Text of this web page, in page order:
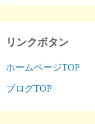
リンクボタン
ホームページTOP
ブログTOP